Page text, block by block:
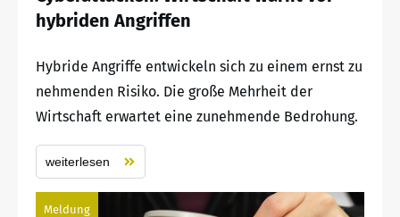
hybriden Angriffen
Hybride Angriffe entwickeln sich zu einem ernst zu
nehmenden Risiko. Die große Mehrheit der
Wirtschaft erwartet eine zunehmende Bedrohung.
weiterlesen
Meldung